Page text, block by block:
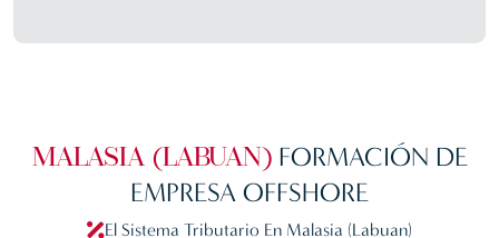
MALASIA (LABUAN)FORMACIÓN DE
EMPRESA OFFSHORE
El Sistema Tributario En Malasia (Labuan)